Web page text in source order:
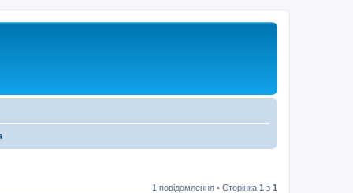
1 повідомлення • Сторінка 1 з 1